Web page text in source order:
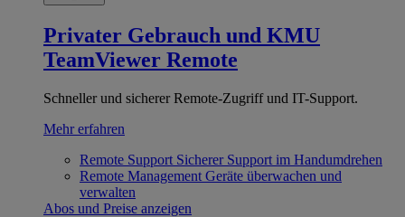
Privater Gebrauch und KMU
TeamViewer Remote
Schneller und sicherer Remote-Zugriff und IT-Support.
Mehr erfahren
Remote Support Sicherer Support im Handumdrehen
Remote Management Geräte überwachen und
verwalten
Abos und Preise anzeigen